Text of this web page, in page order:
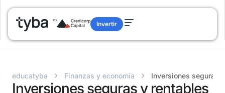
Invertir
educatyba › Finanzas y economía › Inversiones seguras
Inversiones seguras y rentables